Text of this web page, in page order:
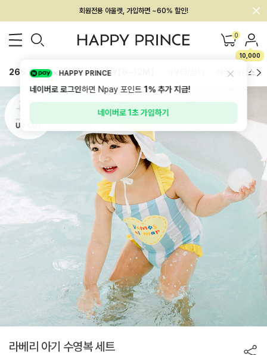
회원전용 아울렛, 가입하면 ~60% 할인!
멤버십 최대 28,000원 혜택 0
10,000
26SS 신상 BEST BABY[6~12M] 하의/레깅스
라베리 아기 수영복 세트
HAPPY PRINCE
네이버로 로그인하면 Npay 포인트1%추가 지급!
네이버로 1초 가입하기